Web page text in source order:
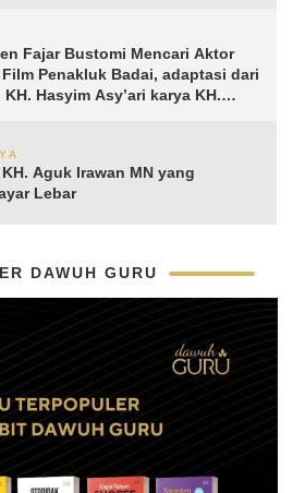
Fajar Bustomi Mencari Aktor
Penakluk Badai, adaptasi dari
Hasyim Asy’ari karya KH.
Aguk Irawan MN yang
Lebar
DAWUH GURU